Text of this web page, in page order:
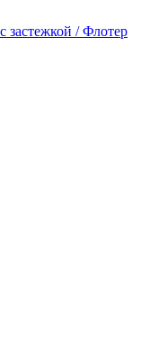
застежкой / Флотер